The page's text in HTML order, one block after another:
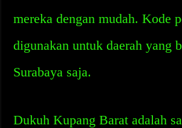
mereka dengan mudah. Kode
digunakan untuk daerah yang
Surabaya saja.
Dukuh Kupang Barat adalah